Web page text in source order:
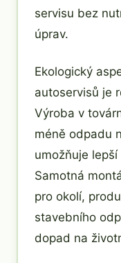
servisu bez
úprav.
Ekologický
autoservisů je
Výroba v
méně odpadu
umožňuje
Samotná
pro okolí,
stavebního
dopad na